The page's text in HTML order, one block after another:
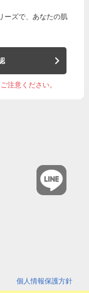
ーズで、あなたの肌
注意ください。
個人情報保護方針